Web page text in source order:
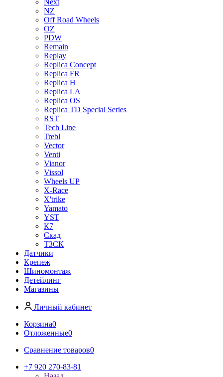
Next
NZ
Off Road Wheels
OZ
PDW
Remain
Replay
Replica Concept
Replica FR
Replica H
Replica LA
Replica OS
Replica TD Special Series
RST
Tech Line
Trebl
Vector
Venti
Vianor
Vissol
Wheels UP
X-Race
X'trike
Yamato
YST
К7
Скад
ТЗСК
Датчики
Крепеж
Шиномонтаж
Детейлинг
Магазины
Личный кабинет
Корзина0
Отложенные0
Сравнение товаров0
+7 920 270-83-81